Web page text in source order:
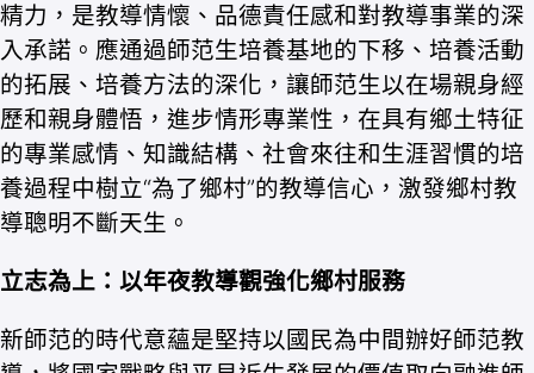
精力，是教導情懷、品德責任感和對教導事業的深
入承諾。應通過師范生培養基地的下移、培養活動
的拓展、培養方法的深化，讓師范生以在場親身經
歷和親身體悟，進步情形專業性，在具有鄉土特征
的專業感情、知識結構、社會來往和生涯習慣的培
養過程中樹立“為了鄉村”的教導信心，激發鄉村教
導聰明不斷天生。
立志為上：以年夜教導觀強化鄉村服務
新師范的時代意蘊是堅持以國民為中間辦好師范教